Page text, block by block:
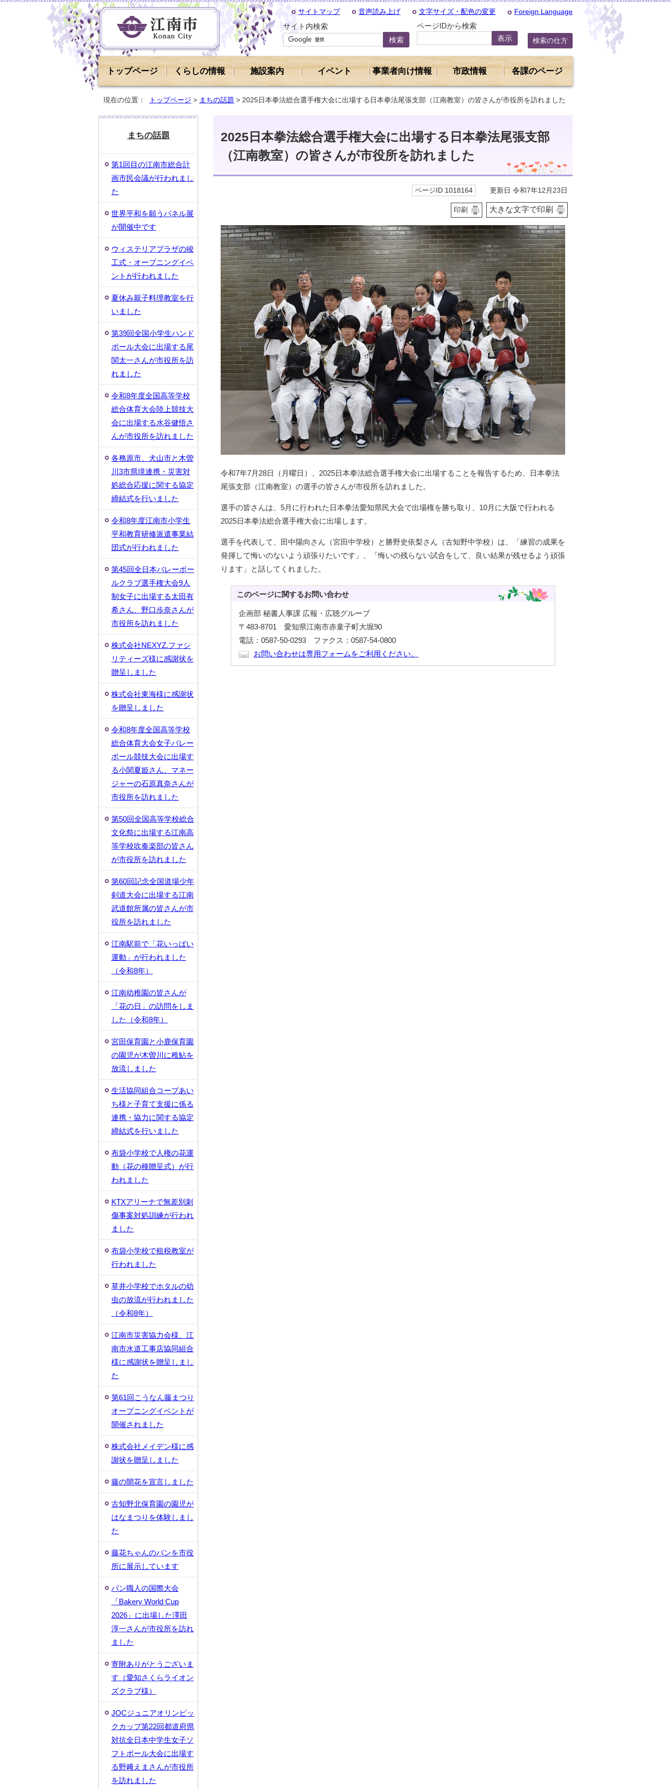
サイトマップ 音声読み上げ 文字サイズ・配色の変更 Foreign Language
サイト内検索 ページIDから検索
検索の仕方
トップページ くらしの情報 施設案内 イベント 事業者向け情報 市政情報 各課のページ
現在の位置： トップページ > まちの話題 > 2025日本拳法総合選手権大会に出場する日本拳法尾張支部（江南教室）の皆さんが市役所を訪れました
2025日本拳法総合選手権大会に出場する日本拳法尾張支部
（江南教室）の皆さんが市役所を訪れました
ページID 1018164 更新日 令和7年12月23日
印刷 大きな文字で印刷
令和7年7月28日（月曜日）、2025日本拳法総合選手権大会に出場することを報告するため、日本拳法
尾張支部（江南教室）の選手の皆さんが市役所を訪れました。
選手の皆さんは、5月に行われた日本拳法愛知県民大会で出場権を勝ち取り、10月に大阪で行われる
2025日本拳法総合選手権大会に出場します。
選手を代表して、田中陽向さん（宮田中学校）と勝野史依梨さん（古知野中学校）は、「練習の成果を
発揮して悔いのないよう頑張りたいです」、「悔いの残らない試合をして、良い結果が残せるよう頑張
ります」と話してくれました。
このページに関するお問い合わせ
企画部 秘書人事課 広報・広聴グループ
〒483-8701 愛知県江南市赤童子町大堀90
電話：0587-50-0293 ファクス：0587-54-0800
お問い合わせは専用フォームをご利用ください。
まちの話題
第1回目の江南市総合計
画市民会議が行われまし
た
世界平和を願うパネル展
が開催中です
ウィステリアプラザの竣
工式・オープニングイベ
ントが行われました
夏休み親子料理教室を行
いました
第39回全国小学生ハンド
ボール大会に出場する尾
関太一さんが市役所を訪
れました
令和8年度全国高等学校
総合体育大会陸上競技大
会に出場する水谷健悟さ
んが市役所を訪れました
各務原市、犬山市と木曽
川3市県境連携・災害対
処総合応援に関する協定
締結式を行いました
令和8年度江南市小学生
平和教育研修派遣事業結
団式が行われました
第45回全日本バレーボー
ルクラブ選手権大会9人
制女子に出場する太田有
希さん、野口歩奈さんが
市役所を訪れました
株式会社NEXYZ.ファシ
リティーズ様に感謝状を
贈呈しました
株式会社東海様に感謝状
を贈呈しました
令和8年度全国高等学校
総合体育大会女子バレー
ボール競技大会に出場す
る小関夏姫さん、マネー
ジャーの石原真奈さんが
市役所を訪れました
第50回全国高等学校総合
文化祭に出場する江南高
等学校吹奏楽部の皆さん
が市役所を訪れました
第60回記念全国道場少年
剣道大会に出場する江南
武道館所属の皆さんが市
役所を訪れました
江南駅前で「花いっぱい
運動」が行われました
（令和8年）
江南幼稚園の皆さんが
「花の日」の訪問をしま
した（令和8年）
宮田保育園と小鹿保育園
の園児が木曽川に稚鮎を
放流しました
生活協同組合コープあい
ち様と子育て支援に係る
連携・協力に関する協定
締結式を行いました
布袋小学校で人権の花運
動（花の種贈呈式）が行
われました
KTXアリーナで無差別刺
傷事案対処訓練が行われ
ました
布袋小学校で租税教室が
行われました
草井小学校でホタルの幼
虫の放流が行われました
（令和8年）
江南市災害協力会様、江
南市水道工事店協同組合
様に感謝状を贈呈しまし
た
第61回こうなん藤まつり
オープニングイベントが
開催されました
株式会社メイデン様に感
謝状を贈呈しました
藤の開花を宣言しました
古知野北保育園の園児が
はなまつりを体験しまし
た
藤花ちゃんのパンを市役
所に展示しています
パン職人の国際大会
「Bakery World Cup
2026」に出場した澤田
淳一さんが市役所を訪れ
ました
寄附ありがとうございま
す（愛知さくらライオン
ズクラブ様）
JOCジュニアオリンピッ
クカップ第22回都道府県
対抗全日本中学生女子ソ
フトボール大会に出場す
る野﨑えまさんが市役所
を訪れました